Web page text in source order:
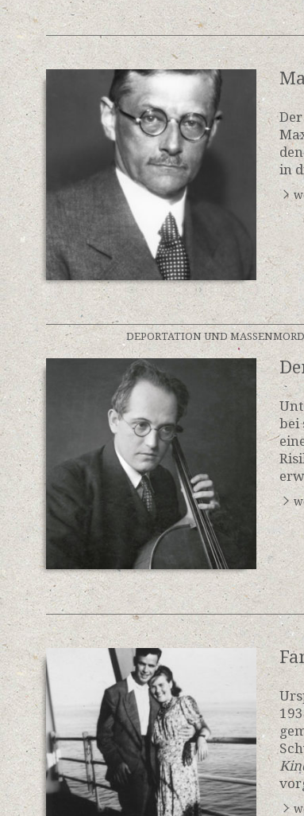
in
DEPORTATION UND MASSENMORD
bei